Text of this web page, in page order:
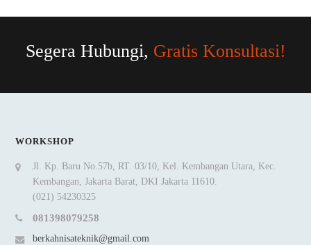
Segera Hubungi, Gratis Konsultasi!
WORKSHOP
Jl. Kp. Baru No.57b, RT. 03/10, Kel. Kembangan Utara, Kec.
Kembangan, Jakarta Barat, DKI Jakarta 11610.
(021) 54230325
081398079258
berkahnisateknik@gmail.com